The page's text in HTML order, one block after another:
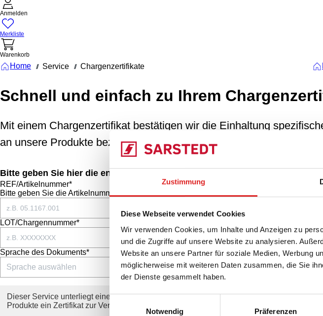
Zustimmung
Diese Webseite verwendet Cookies
Wir verwenden Cookies, um Inhalte und Anzeigen zu
und die Zugriffe auf unsere Website zu analysieren.
Website an unsere Partner für soziale Medien, Werbung
möglicherweise mit weiteren Daten zusammen, die Sie
der Dienste gesammelt haben.
Einwilligungsauswahl
Notwendig
Präferenzen
Anmelden
Merkliste
Warenkorb
Home /// Service /// Chargenzertifikate
Schnell und einfach zu Ihrem
Mit einem Chargenzertifikat bestätigen wir die Einhaltung
an unsere Produkte bezüglich Reinheit, Sterilität etc.
Bitte geben Sie hier die entsprechenden Daten ein.
REF/Artikelnummer*
Bitte geben Sie die Artikelnummer mit Punkten ein.
LOT/Chargennummer*
Sprache des Dokuments*
Dieser Service unterliegt einer ständigen Verbesserung. Bitte beachten Sie, dass
Produkte ein Zertifikat zur Verfügung steht.